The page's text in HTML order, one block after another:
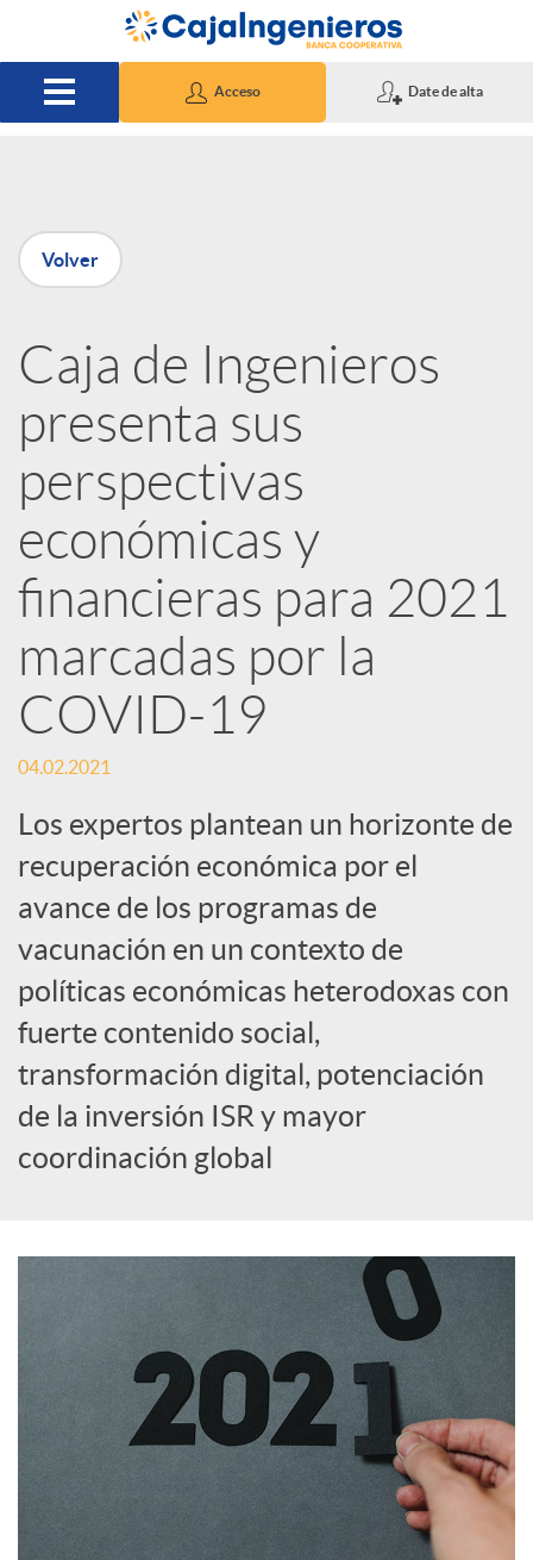
Saltar al contenido principal
Acceso Date de alta
P
u
b
l
i
c
a
d
o
r
d
e
c
t
e
n
Volver
Caja de Ingenieros
presenta sus
perspectivas
económicas y
financieras para 2021
marcadas por la
COVID-19
04.02.2021
Los expertos plantean un horizonte de
recuperación económica por el
avance de los programas de
vacunación en un contexto de
políticas económicas heterodoxas con
fuerte contenido social,
transformación digital, potenciación
de la inversión ISR y mayor
coordinación global